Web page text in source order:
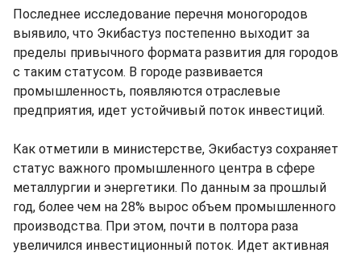
Последнее исследование перечня моногородов
выявило, что Экибастуз постепенно выходит за
пределы привычного формата развития для городов
с таким статусом. В городе развивается
промышленность, появляются отраслевые
предприятия, идет устойчивый поток инвестиций.
Как отметили в министерстве, Экибастуз сохраняет
статус важного промышленного центра в сфере
металлургии и энергетики. По данным за прошлый
год, более чем на 28% вырос объем промышленного
производства. При этом, почти в полтора раза
увеличился инвестиционный поток. Идет активная